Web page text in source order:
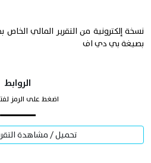
بصيغة بي دي اف
الروابط
اضغط على الرمز
تحميل / مشاهدة